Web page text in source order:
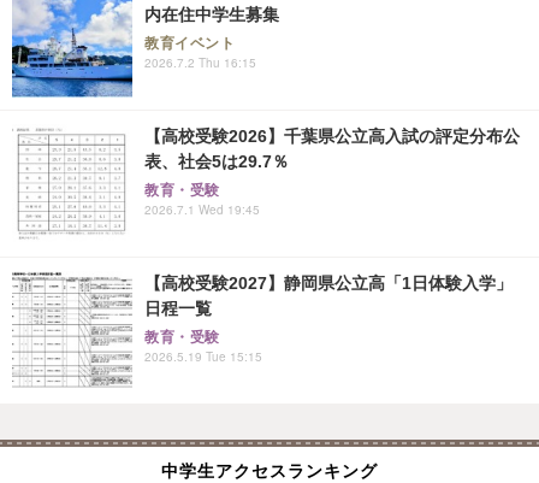
内在住中学生募集
教育イベント
2026.7.2 Thu 16:15
【高校受験2026】千葉県公立高入試の評定分布公
表、社会5は29.7％
教育・受験
2026.7.1 Wed 19:45
【高校受験2027】静岡県公立高「1日体験入学」
日程一覧
教育・受験
2026.5.19 Tue 15:15
中学生アクセスランキング